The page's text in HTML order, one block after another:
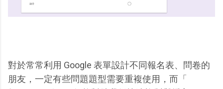
對於常常利用 Google 表單設計不同報名表、問卷的
朋友，一定有些問題題型需要重複使用，而「